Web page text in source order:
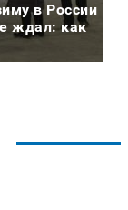
в России
ждал: как